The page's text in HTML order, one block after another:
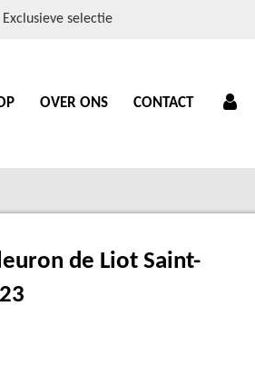
Exclusieve selectie
OVER ONS CONTACT
de Liot Saint-